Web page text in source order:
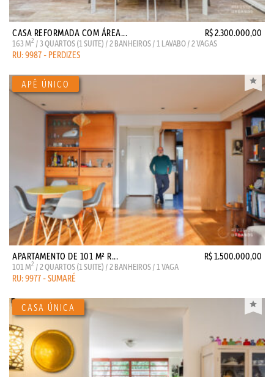
CASA REFORMADA COM ÁREA... R$ 2.300.000,00
163 M2 / 3 QUARTOS (1 SUITE) / 2 BANHEIROS / 1 LAVABO / 2 VAGAS
RU: 9987 - PERDIZES
APARTAMENTO DE 101 M² R... R$ 1.500.000,00
101 M2 / 2 QUARTOS (1 SUITE) / 2 BANHEIROS / 1 VAGA
RU: 9977 - SUMARÉ